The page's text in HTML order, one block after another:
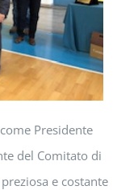
Presidente
del Comitato di
e costante